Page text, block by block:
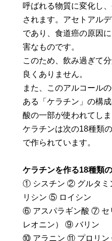
呼ばれる物質に変化し
されます。アセトアル
であり、食道癌の原因
害なものです。
このため、飲み過ぎて
良くありません。
また、このアルコール
ある「ケラチン」の構
酸の一部が使われてしま
ケラチンは次の18種類
で作られています。
ケラチンを作る18種類
① シスチン ② グルタ
リシン ⑤ ロイシン
⑥ アスパラギン酸 ⑦ セ
レオニン） ⑨ バリン
⑩ アラニン ⑪ プロリ